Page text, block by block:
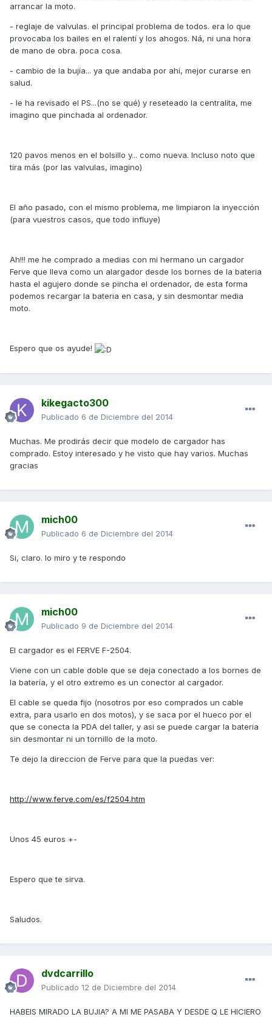
arrancar la moto.
- reglaje de valvulas. el principal problema de todos. era lo que
provocaba los bailes en el ralentí y los ahogos. Ná, ni una hora
de mano de obra. poca cosa.
- cambio de la bujía... ya que andaba por ahí, mejor curarse en
salud.
- le ha revisado el PS...(no se qué) y reseteado la centralita, me
imagino que pinchada al ordenador.
120 pavos menos en el bolsillo y... como nueva. Incluso noto que
tira más (por las valvulas, imagino)
El año pasado, con el mismo problema, me limpiaron la inyección
(para vuestros casos, que todo influye)
Ah!!! me he comprado a medias con mi hermano un cargador
Ferve que lleva como un alargador desde los bornes de la bateria
hasta el agujero donde se pincha el ordenador, de esta forma
podemos recargar la bateria en casa, y sin desmontar media
moto.
Espero que os ayude!
kikegacto300
Publicado 6 de Diciembre del 2014
Muchas. Me prodirás decir que modelo de cargador has
comprado. Estoy interesado y he visto que hay varios. Muchas
gracias
mich00
Publicado 6 de Diciembre del 2014
Si, claro. lo miro y te respondo
mich00
Publicado 9 de Diciembre del 2014
El cargador es el FERVE F-2504.
Viene con un cable doble que se deja conectado a los bornes de
la batería, y el otro extremo es un conector al cargador.
El cable se queda fijo (nosotros por eso comprados un cable
extra, para usarlo en dos motos), y se saca por el hueco por el
que se conecta la PDA del taller, y asi se puede cargar la bateria
sin desmontar ni un tornillo de la moto.
Te dejo la direccion de Ferve para que la puedas ver:
http://www.ferve.com/es/f2504.htm
Unos 45 euros +-
Espero que te sirva.
Saludos.
dvdcarrillo
Publicado 12 de Diciembre del 2014
HABEIS MIRADO LA BUJIA? A MI ME PASABA Y DESDE Q LE HICIERO